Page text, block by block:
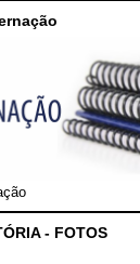
- FOTOS